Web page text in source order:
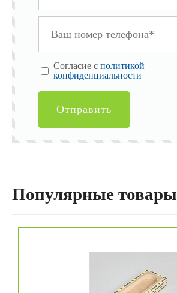
Cогласие сполитикой
конфиденциальности
Отправить
Популярные товары